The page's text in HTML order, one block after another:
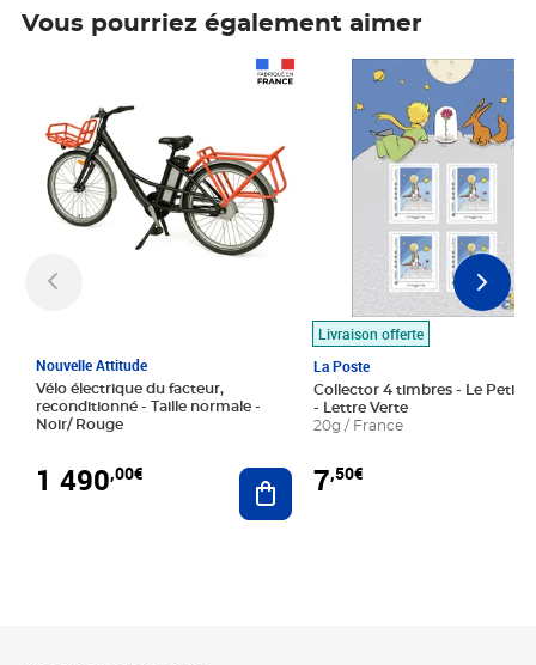
Vous pourriez également aimer
Nouvelle Attitude
Vélo électrique du facteur,
reconditionné - Taille normale -
Noir/ Rouge
1 490,00€ Ajouter au panier
Livraison offerte
La Poste
Collector 4 timbres - Le Petit
- Lettre Verte
20g / France
7,50€
Prix 7,50€